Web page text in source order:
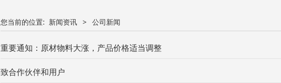
您当前的位置: 新闻资讯 > 公司新闻
重要通知：原材物料大涨，产品价格适当调整
致合作伙伴和用户